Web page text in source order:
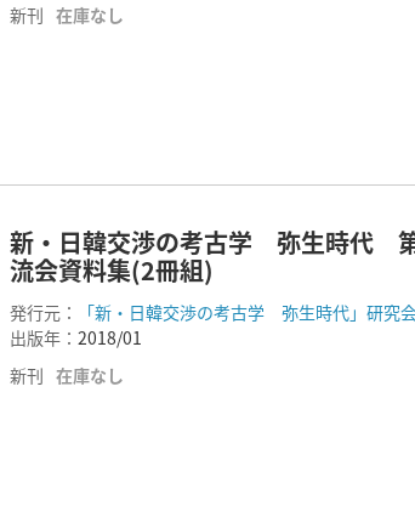
新刊 在庫なし
新・日韓交渉の考古学 弥生時代
流会資料集(2冊組)
発行元：
「新・日韓交渉の考古学 弥生時代」研
出版年： 2018/01
新刊 在庫なし